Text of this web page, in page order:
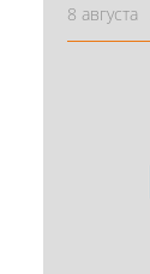
8 августа